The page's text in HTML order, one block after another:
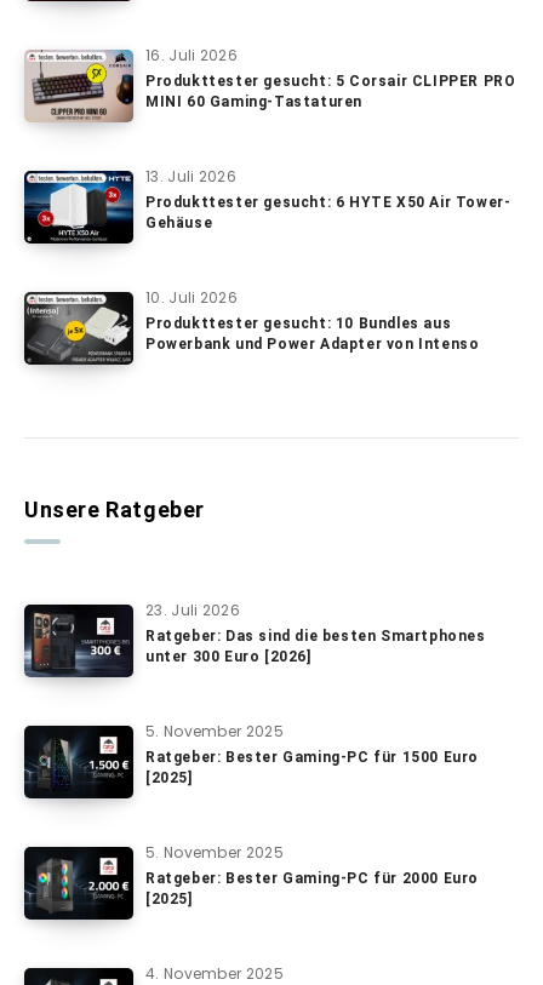
16. Juli 2026
Produkttester gesucht: 5 Corsair CLIPPER PRO
MINI 60 Gaming-Tastaturen
13. Juli 2026
Produkttester gesucht: 6 HYTE X50 Air Tower-
Gehäuse
10. Juli 2026
Produkttester gesucht: 10 Bundles aus
Powerbank und Power Adapter von Intenso
Unsere Ratgeber
23. Juli 2026
Ratgeber: Das sind die besten Smartphones
unter 300 Euro [2026]
5. November 2025
Ratgeber: Bester Gaming-PC für 1500 Euro
[2025]
5. November 2025
Ratgeber: Bester Gaming-PC für 2000 Euro
[2025]
4. November 2025